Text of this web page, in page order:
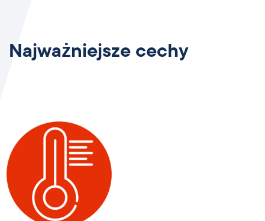
Najważniejsze cechy